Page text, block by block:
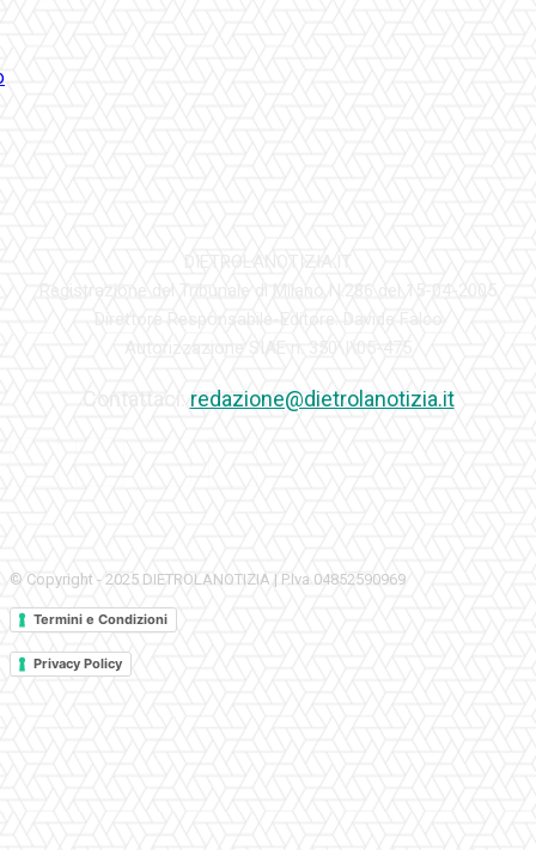
redazione@dietrolanotizia.it
© Copyright - 2025 DIETROLANOTIZIA | P.Iva 04852590969
Termini e Condizioni
Privacy Policy